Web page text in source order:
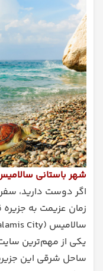
شهر باستانی
اگر دوست دارید،
زمان عزیمت به
یکی از مهم‌ترین
ساحل شرقی این